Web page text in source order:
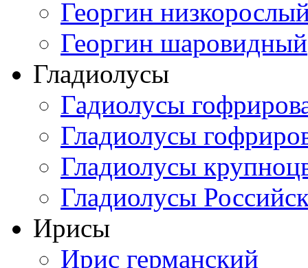
Георгин
Георгин шаровидный
Гладиолусы
Гадиолусы
Гладиолусы
Гладиолусы
Гладиолусы
Ирисы
Ирис германский